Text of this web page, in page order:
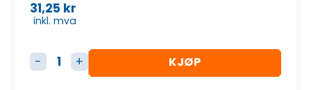
31,25 kr
inkl. mva
Bolt antall KJØP